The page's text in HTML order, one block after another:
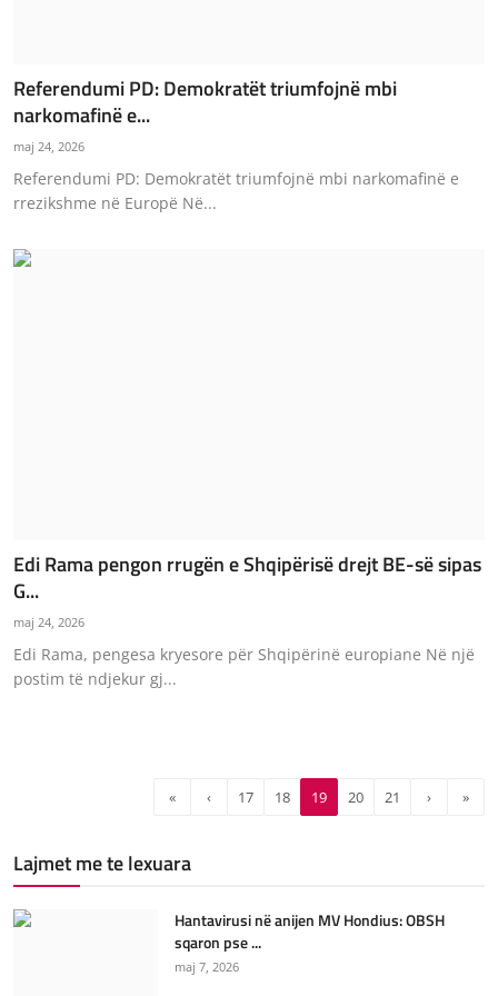
Referendumi PD: Demokratët triumfojnë mbi
narkomafinë e...
maj 24, 2026
Referendumi PD: Demokratët triumfojnë mbi narkomafinë e
rrezikshme në Europë Në...
Edi Rama pengon rrugën e Shqipërisë drejt BE-së sipas
G...
maj 24, 2026
Edi Rama, pengesa kryesore për Shqipërinë europiane Në një
postim të ndjekur gj...
« ‹ 17 18 19 20 21 › »
Lajmet me te lexuara
Hantavirusi në anijen MV Hondius: OBSH
sqaron pse ...
maj 7, 2026